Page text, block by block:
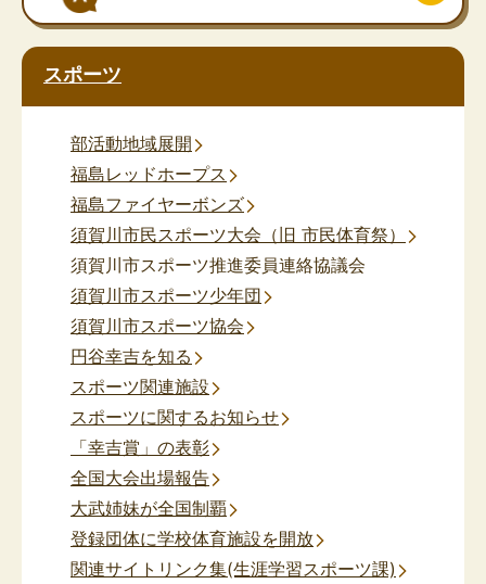
スポーツ
部活動地域展開
福島レッドホープス
福島ファイヤーボンズ
須賀川市民スポーツ大会（旧 市民体育祭）
須賀川市スポーツ推進委員連絡協議会
須賀川市スポーツ少年団
須賀川市スポーツ協会
円谷幸吉を知る
スポーツ関連施設
スポーツに関するお知らせ
「幸吉賞」の表彰
全国大会出場報告
大武姉妹が全国制覇
登録団体に学校体育施設を開放
関連サイトリンク集(生涯学習スポーツ課)